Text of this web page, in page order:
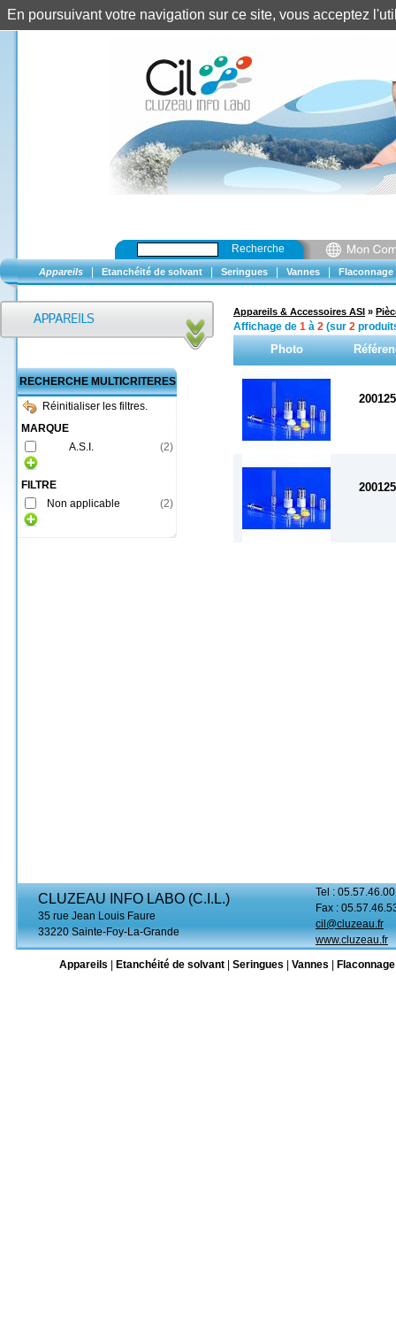
Recherche
Appareils Etanchéité de solvant Seringues Vannes Flaconnage
RECHERCHE MULTICRITERES
Réinitialiser les filtres.
MARQUE
A.S.I.
(2)
FILTRE
Non applicable
(2)
Appareils & Accessoires ASI »
Affichage de 1 à 2 (sur 2
Photo
CLUZEAU INFO LABO (C.I.L.)
35 rue Jean Louis Faure
33220 Sainte-Foy-La-Grande
Tel :
Fax :
cil@cluzeau.fr
www.cluzeau.fr
Appareils
Etanchéité de solvant Seringues Vannes Flaconnage
En poursuivant votre navigation sur ce site, vous acceptez